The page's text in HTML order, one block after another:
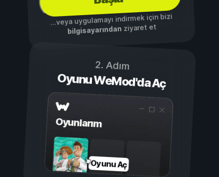
...veya uygulamayı indirmek için bizi
bilgisayarından ziyaret et
2. Adım
Oyunu WeMod'da Aç
Oyunlarım
Oyunu Aç